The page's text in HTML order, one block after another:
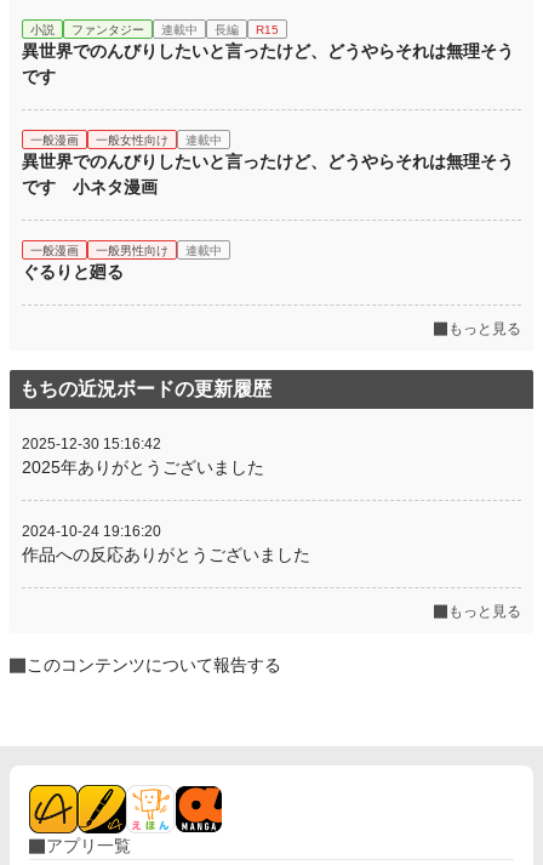
小説 ファンタジー 連載中 長編 R15
異世界でのんびりしたいと言ったけど、どうやらそれは無理そう
です
一般漫画 一般女性向け 連載中
異世界でのんびりしたいと言ったけど、どうやらそれは無理そう
です 小ネタ漫画
一般漫画 一般男性向け 連載中
ぐるりと廻る
もっと見る
もちの近況ボードの更新履歴
2025-12-30 15:16:42
2025年ありがとうございました
2024-10-24 19:16:20
作品への反応ありがとうございました
もっと見る
このコンテンツについて報告する
アプリ一覧